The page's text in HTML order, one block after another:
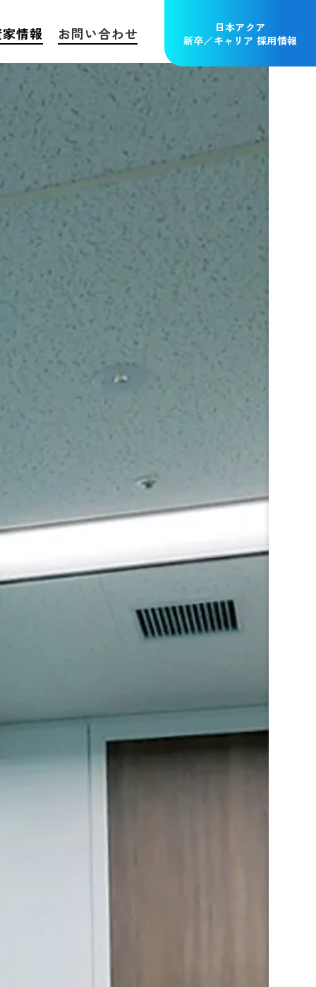
情報 お問い合わせ
日本アクア
新卒／キャリア 採用情報